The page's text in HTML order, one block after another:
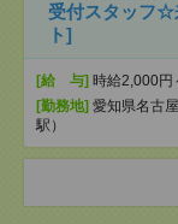
受付スタッフ☆
ト]
[給 与] 時給2,000円
[勤務地] 愛知県名古
駅）